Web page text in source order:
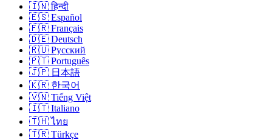
🇮🇳 हिन्दी
🇪🇸 Español
🇫🇷 Français
🇩🇪 Deutsch
🇷🇺 Русский
🇵🇹 Português
🇯🇵 日本語
🇰🇷 한국어
🇻🇳 Tiếng Việt
🇮🇹 Italiano
🇹🇭 ไทย
🇹🇷 Türkçe